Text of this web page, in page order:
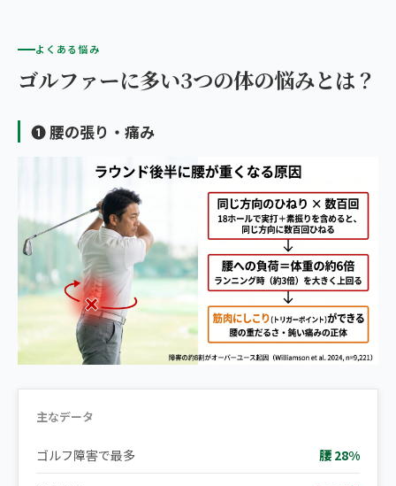
よくある悩み
ゴルファーに多い3つの体の悩みとは？
❶ 腰の張り・痛み
主なデータ
ゴルフ障害で最多 腰 28%